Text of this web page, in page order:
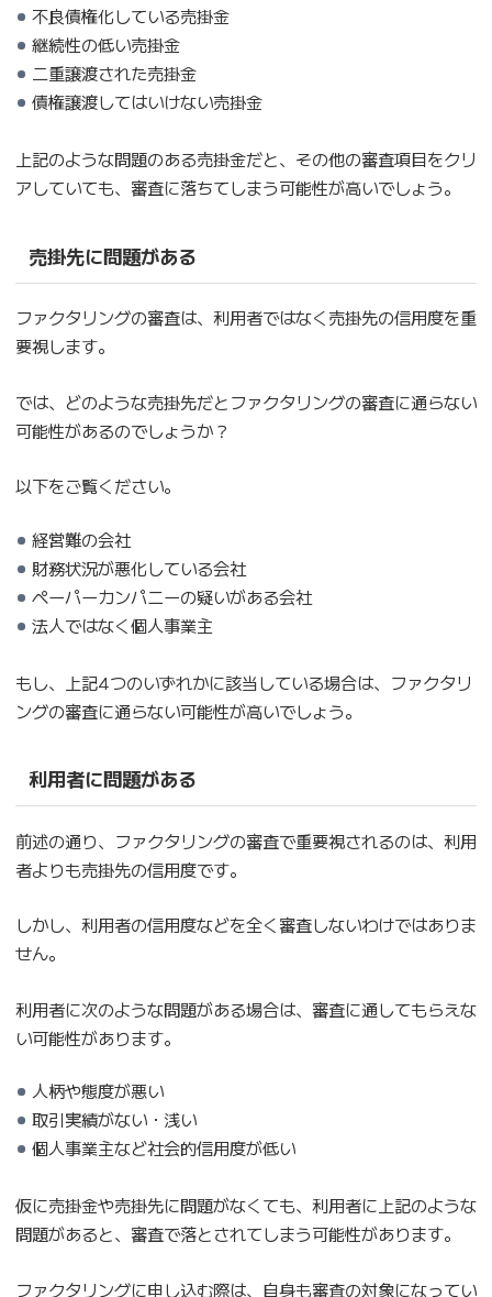
不良債権化している売掛金
継続性の低い売掛金
二重譲渡された売掛金
債権譲渡してはいけない売掛金
上記のような問題のある売掛金だと、その他の審査項目をクリ
アしていても、審査に落ちてしまう可能性が高いでしょう。
売掛先に問題がある
ファクタリングの審査は、利用者ではなく売掛先の信用度を重
要視します。
では、どのような売掛先だとファクタリングの審査に通らない
可能性があるのでしょうか？
以下をご覧ください。
経営難の会社
財務状況が悪化している会社
ペーパーカンパニーの疑いがある会社
法人ではなく個人事業主
もし、上記4つのいずれかに該当している場合は、ファクタリ
ングの審査に通らない可能性が高いでしょう。
利用者に問題がある
前述の通り、ファクタリングの審査で重要視されるのは、利用
者よりも売掛先の信用度です。
しかし、利用者の信用度などを全く審査しないわけではありま
せん。
利用者に次のような問題がある場合は、審査に通してもらえな
い可能性があります。
人柄や態度が悪い
取引実績がない・浅い
個人事業主など社会的信用度が低い
仮に売掛金や売掛先に問題がなくても、利用者に上記のような
問題があると、審査で落とされてしまう可能性があります。
ファクタリングに申し込む際は、自身も審査の対象になってい